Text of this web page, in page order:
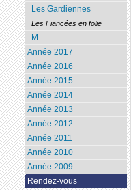
Les Gardiennes
Les Fiancées en folie
M
Année 2017
Année 2016
Année 2015
Année 2014
Année 2013
Année 2012
Année 2011
Année 2010
Année 2009
Rendez-vous